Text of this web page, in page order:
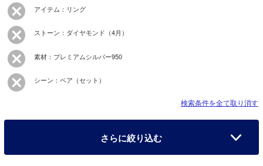
アイテム：リング
ストーン：ダイヤモンド（4月）
素材：プレミアムシルバー950
シーン：ペア（セット）
検索条件を全て取り消す
さらに絞り込む